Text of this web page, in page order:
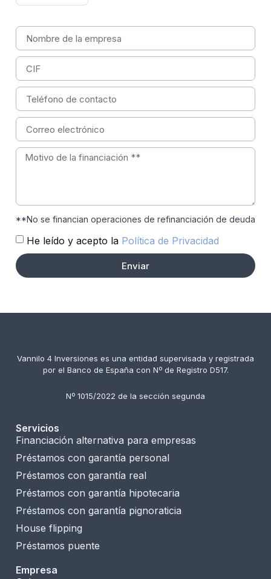
**No se financian operaciones de refinanciación de deuda
He leído y acepto la Política de Privacidad
Enviar
Vannilo 4 Inversiones es una entidad supervisada y registrada
por el Banco de España con Nº de Registro D517.
Nº 1015/2022 de la sección segunda
Servicios
Financiación alternativa para empresas
Préstamos con garantía personal
Préstamos con garantía real
Préstamos con garantía hipotecaria
Préstamos con garantía pignoraticia
House flipping
Préstamos puente
Empresa